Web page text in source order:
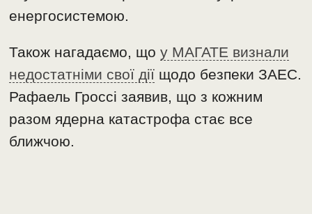
енергосистемою.
Також нагадаємо, щоу МАГАТЕ визнали
недостатніми свої дії щодо безпеки ЗАЕС.
Рафаель Гроссі заявив, що з кожним
разом ядерна катастрофа стає все
ближчою.